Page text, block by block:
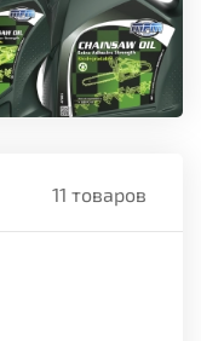
11 товаров